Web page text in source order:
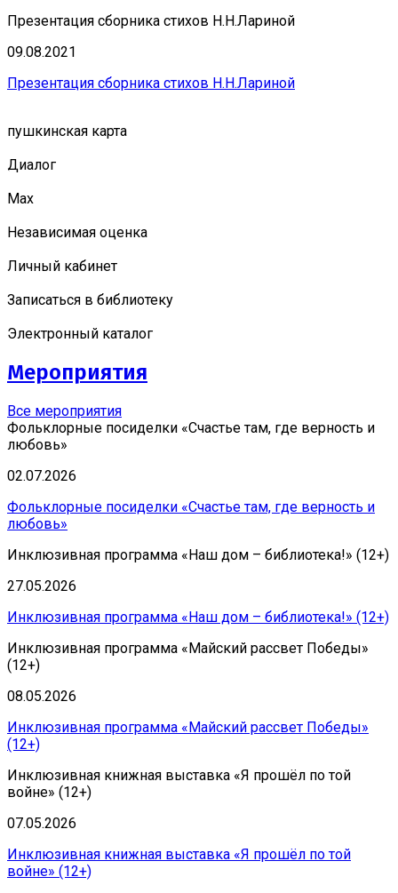
Презентация сборника стихов Н.Н.Лариной
09.08.2021
Презентация сборника стихов Н.Н.Лариной
пушкинская карта
Диалог
Мах
Независимая оценка
Личный кабинет
Записаться в библиотеку
Электронный каталог
Мероприятия
Все мероприятия
Фольклорные посиделки «Счастье там, где верность и
любовь»
02.07.2026
Фольклорные посиделки «Счастье там, где верность и
любовь»
Инклюзивная программа «Наш дом – библиотека!» (12+)
27.05.2026
Инклюзивная программа «Наш дом – библиотека!» (12+)
Инклюзивная программа «Майский рассвет Победы»
(12+)
08.05.2026
Инклюзивная программа «Майский рассвет Победы»
(12+)
Инклюзивная книжная выставка «Я прошёл по той
войне» (12+)
07.05.2026
Инклюзивная книжная выставка «Я прошёл по той
войне» (12+)